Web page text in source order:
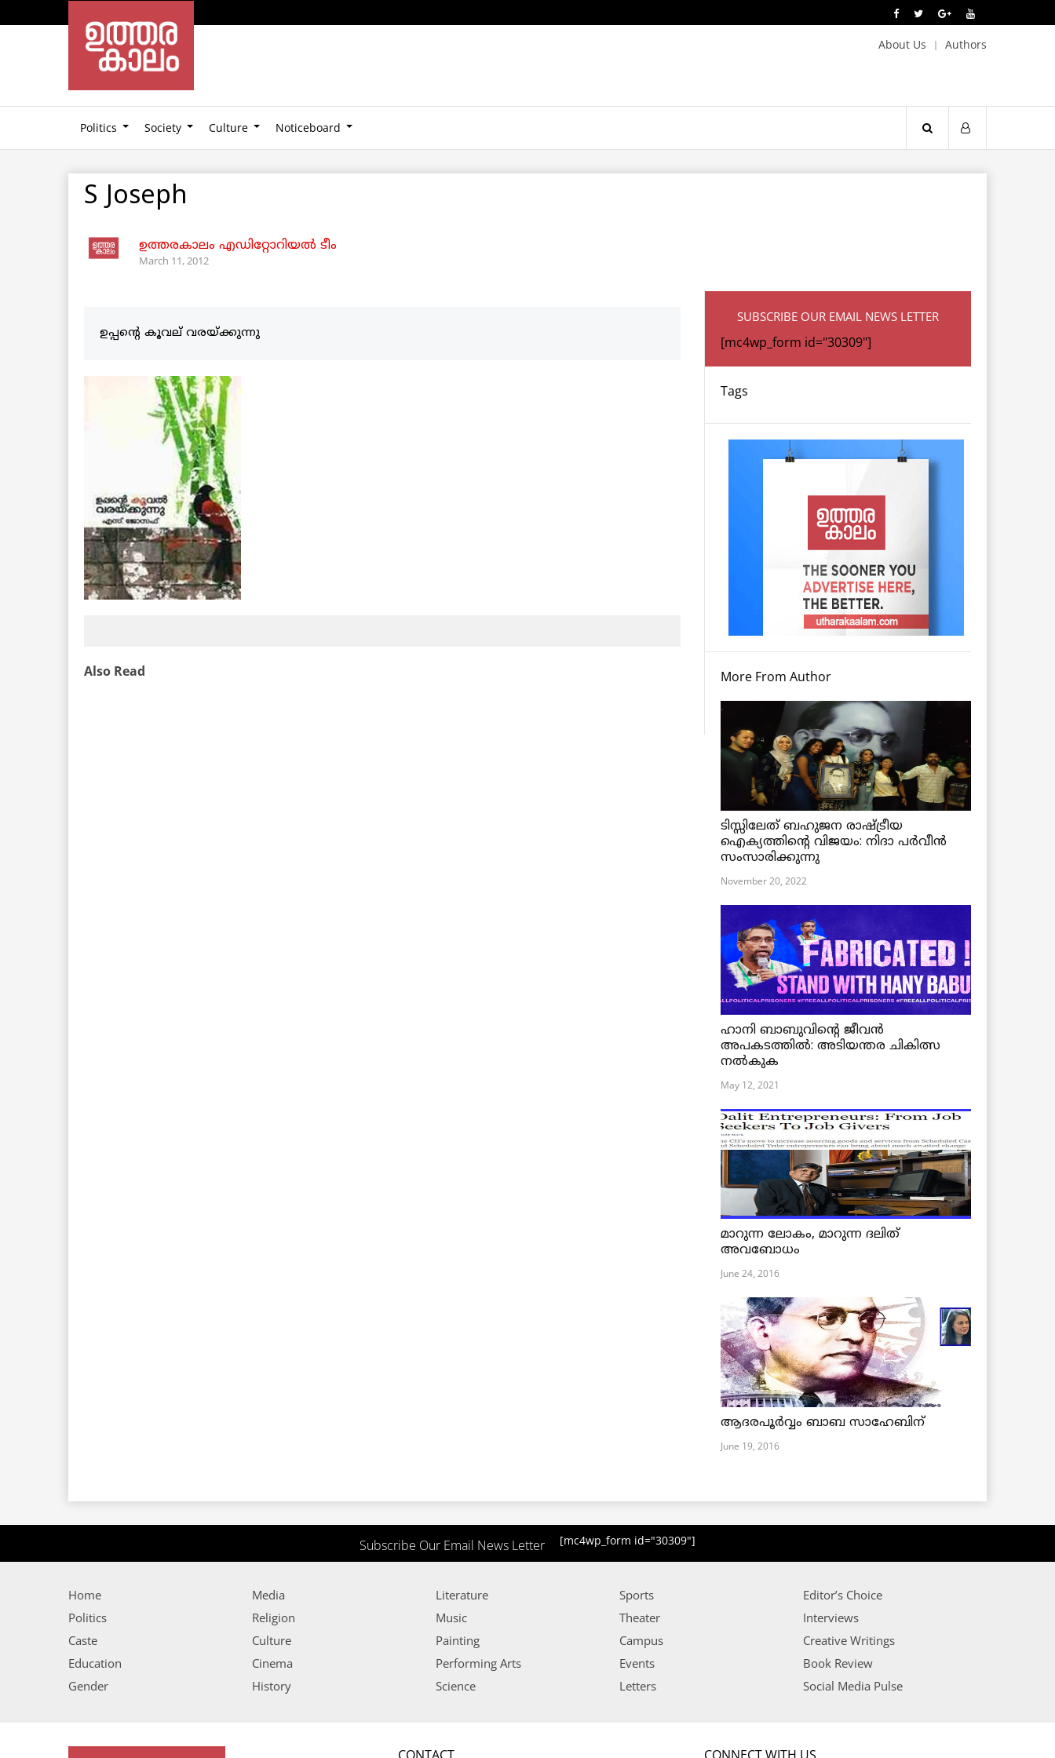
About Us Authors
Politics Society Culture Noticeboard
S Joseph
ഉത്തരകാലം എഡിറ്റോറിയല്‍ ടീം
March 11, 2012
ഉപ്പന്റെ കൂവല് വരയ്ക്കുന്നു
Also Read
SUBSCRIBE OUR EMAIL NEWS LETTER
[mc4wp_form id="30309"]
Tags
More From Author
ടിസ്സിലേത് ബഹുജന രാഷ്ട്രീയ
ഐക്യത്തിന്റെ വിജയം: നിദാ പർവീൻ
സംസാരിക്കുന്നു
November 20, 2022
ഹാനി ബാബുവിന്റെ ജീവൻ
അപകടത്തിൽ: അടിയന്തര ചികിത്സ
നൽകുക
May 12, 2021
മാറുന്ന ലോകം, മാറുന്ന ദലിത്
അവബോധം
June 24, 2016
ആദരപൂര്‍വ്വം ബാബ സാഹേബിന്
June 19, 2016
Subscribe Our Email News Letter [mc4wp_form id="30309"]
Home
Politics
Caste
Education
Gender
Media
Religion
Culture
Cinema
History
Literature
Music
Painting
Performing Arts
Science
Sports
Theater
Campus
Events
Letters
Editor’s Choice
Interviews
Creative Writings
Book Review
Social Media Pulse